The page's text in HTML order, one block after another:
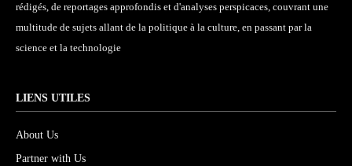
rédigés, de reportages approfondis et d'analyses perspicaces, couvrant une
multitude de sujets allant de la politique à la culture, en passant par la
science et la technologie
LIENS UTILES
About Us
Partner with Us